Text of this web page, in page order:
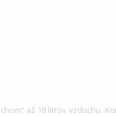
až 18 litrov vzduchu.